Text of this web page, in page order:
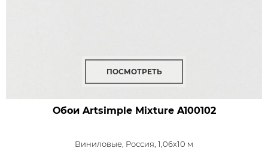
ПОСМОТРЕТЬ
Обои Artsimple MixtureA100102
Виниловые, Россия, 1,06x10 м